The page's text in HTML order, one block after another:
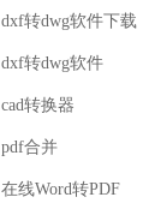
dxf转dwg软件下载
dxf转dwg软件
cad转换器
pdf合并
在线Word转PDF